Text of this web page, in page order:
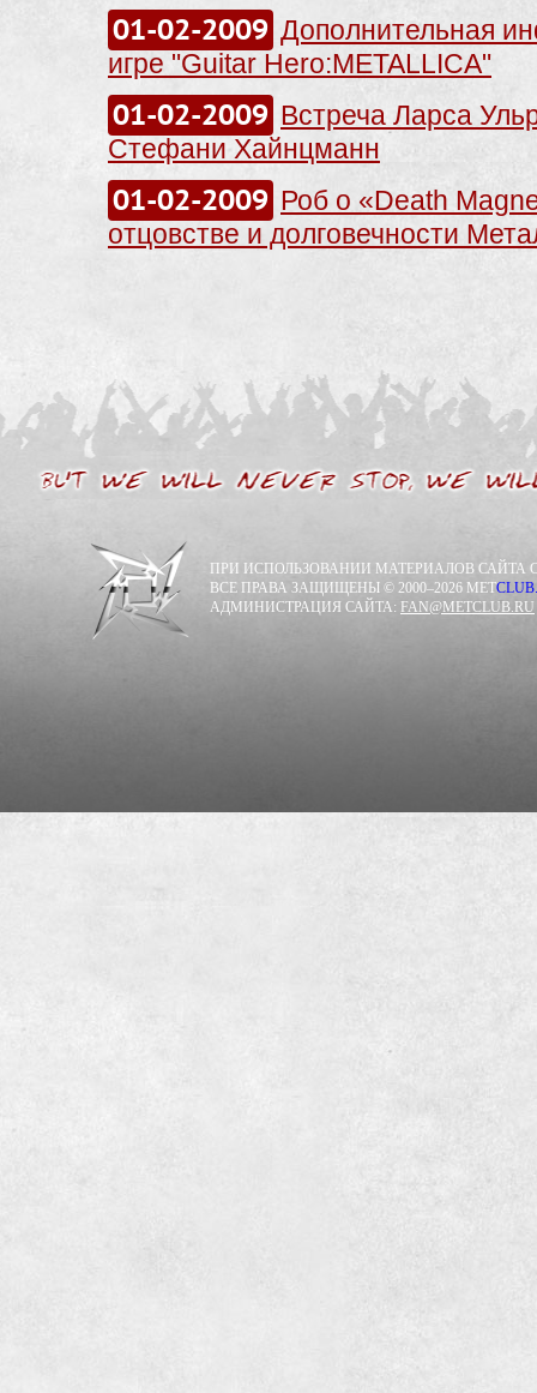
01-02-2009 Дополнительная
игре "Guitar Hero:METALLICA"
01-02-2009 Встреча Ларса
Стефани Хайнцманн
01-02-2009 Роб о «Death
отцовстве и долговечности
ПРИ ИСПОЛЬЗОВАНИИ МАТЕРИАЛОВ САЙТА
ВСЕ ПРАВА ЗАЩИЩЕНЫ © 2000–2026 METCLUB.
АДМИНИСТРАЦИЯ САЙТА: FAN@METCLUB.RU